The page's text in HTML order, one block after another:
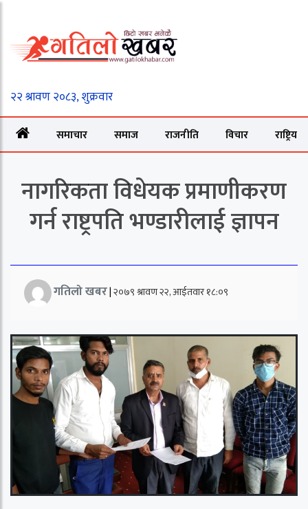
समाचार समाज राजनीति विचार राष्ट्रिय
नागरिकता विधेयक प्रमाणीकरण
गर्न राष्ट्रपति भण्डारीलाई ज्ञापन
गतिलो खबर|२०७९ श्रावण २२, आईतवार १८:०९